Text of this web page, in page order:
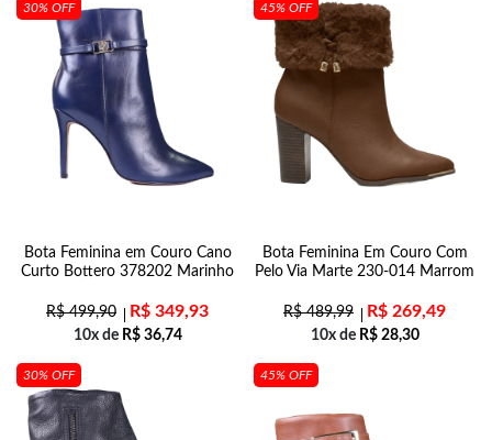
30% OFF
Bota Feminina em Couro Cano
Curto Bottero 378202 Marinho
R$499,90 R$ 349,93
10x de R$36,74
45% OFF
Bota Feminina Em Couro Com
Pelo Via Marte 230-014 Marrom
R$489,99 R$ 269,49
10x de R$28,30
30% OFF 45% OFF